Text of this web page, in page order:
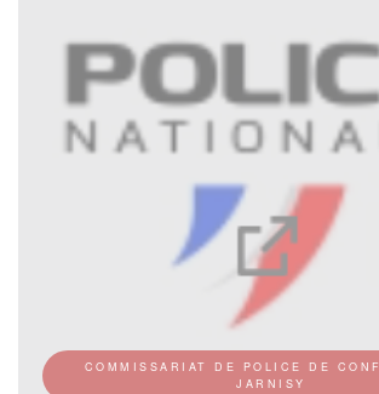
COMMISSARIAT DE POLICE DE
JARNISY